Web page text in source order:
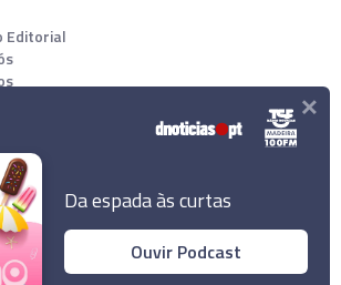
Editorial
Da espada às curtas
Ouvir Podcast
×